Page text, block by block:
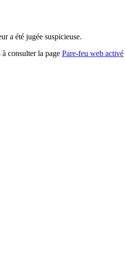
a été jugée suspicieuse.
consulter la page Pare-feu web activé